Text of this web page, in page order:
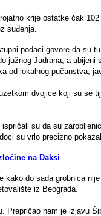
krije ostatke čak
suđenja.
podaci govore da su
južnog Jadrana, a ubijeni
od lokalnog pučanstva,
dvojice koji su se
su da su
su vrlo precizno
na Daksi
do sada grobnica
iz Beograda.
nam je izjavu